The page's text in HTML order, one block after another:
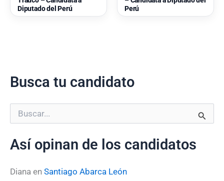
Diputado del Perú
Perú
Busca tu candidato
u
c
p
Así opinan de los candidatos
Diana en Santiago Abarca León